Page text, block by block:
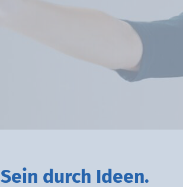
Sein durch deen.